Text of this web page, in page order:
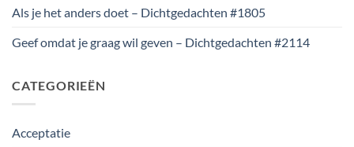
Als je het anders doet – Dichtgedachten #1805
Geef omdat je graag wil geven – Dichtgedachten #2114
CATEGORIEËN
Acceptatie